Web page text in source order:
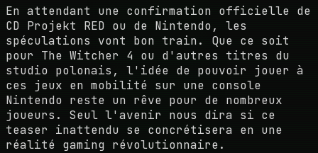
En attendant une confirmation officielle de
CD Projekt RED ou de Nintendo, les
spéculations vont bon train. Que ce soit
pour The Witcher 4 ou d'autres titres du
studio polonais, l'idée de pouvoir jouer à
ces jeux en mobilité sur une console
Nintendo reste un rêve pour de nombreux
joueurs. Seul l'avenir nous dira si ce
teaser inattendu se concrétisera en une
réalité gaming révolutionnaire.